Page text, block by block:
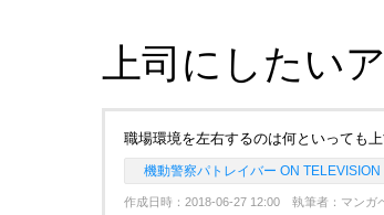
上司にしたい
職場環境を左右するのは何といっても
機動警察パトレイバー ON TELEVISION
作成日時：2018-06-27 12:00 執筆者：マンガ